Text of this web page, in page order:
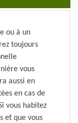
ou à un
toujours
vous
aussi en
en cas de
vous habitez
et que vous